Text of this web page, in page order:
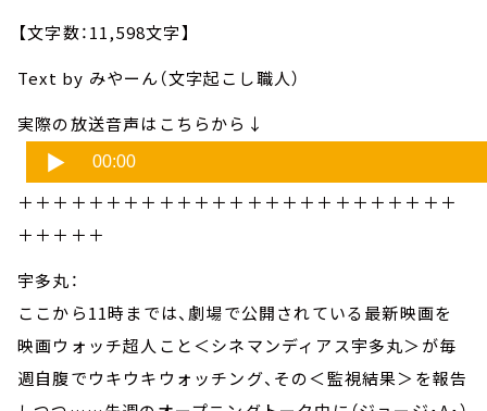
【文字数：11,598文字】
Text by みやーん（文字起こし職人）
実際の放送音声はこちらから↓
＋＋＋＋＋＋＋＋＋＋＋＋＋＋＋＋＋＋＋＋＋＋＋＋＋
＋＋＋＋＋
宇多丸：
ここから11時までは、劇場で公開されている最新映画を
映画ウォッチ超人こと＜シネマンディアス宇多丸＞が毎
週自腹でウキウキウォッチング、その＜監視結果＞を報告